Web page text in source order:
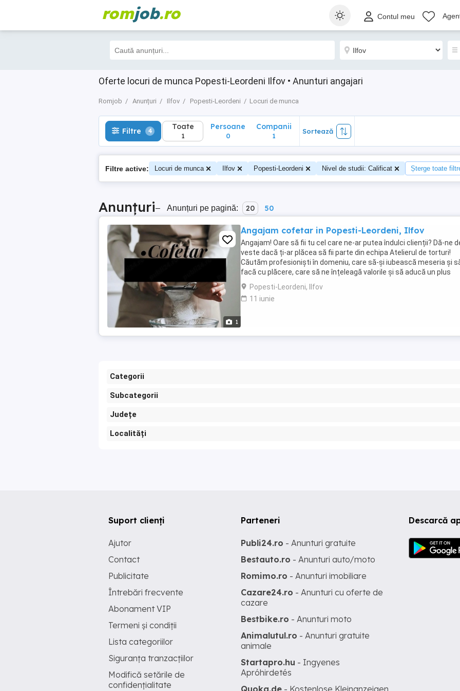
romjob.ro Contul meu
Oferte locuri de munca Popesti-Leordeni Ilfov • Anunturi angajari
Romjob Anunțuri Ilfov Popesti-Leordeni Locuri de munca
Filtre 4 Toate
1
Filtre 4 Toate
1
Persoane
0
Companii
1
Sortează
Filtre active: Locuri de munca Ilfov Popesti-Leordeni Nivel de studii: Calificat Șterge toate
Anunțuri– Anunțuri pe pagină: 20 50
1
Angajam cofetar in Popesti-Leordeni, Ilfov
Angajam! Oare să fii tu cel care ne-ar putea îndulci clienții? Dă-ne
veste dacă ți-ar plăcea să fii parte din echipa Atelierul de torturi!
Căutăm profesioniști în domeniu, care să-și iubească meseria și
facă cu plăcere, care să ne înțeleagă valorile și să aducă un plus
valoare locației noastre ...
Popesti-Leordeni, Ilfov
11 iunie
Categorii
Subcategorii
Județe
Localități
Descarcă
Suport clienți
Ajutor
Contact
Publicitate
Întrebări frecvente
Abonament VIP
Termeni și condiții
Lista categoriilor
Siguranța tranzacțiilor
Modifică setările de
confidențialitate
Parteneri
Publi24.ro - Anunturi gratuite
Bestauto.ro - Anunturi auto/moto
Romimo.ro - Anunturi imobiliare
Cazare24.ro - Anunturi cu oferte de
cazare
Bestbike.ro - Anunturi moto
Animalutul.ro - Anunturi gratuite
animale
Startapro.hu - Ingyenes
Apróhirdetés
Quoka.de - Kostenlose Kleinanzeigen